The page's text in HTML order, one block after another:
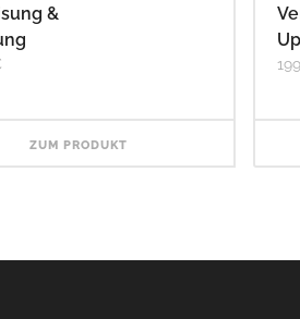
&
ZUM PRODUKT